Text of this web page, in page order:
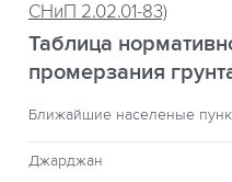
СНиП 2.02.01-83)
Таблица
промерзания
Ближайшие населеные
Джарджан